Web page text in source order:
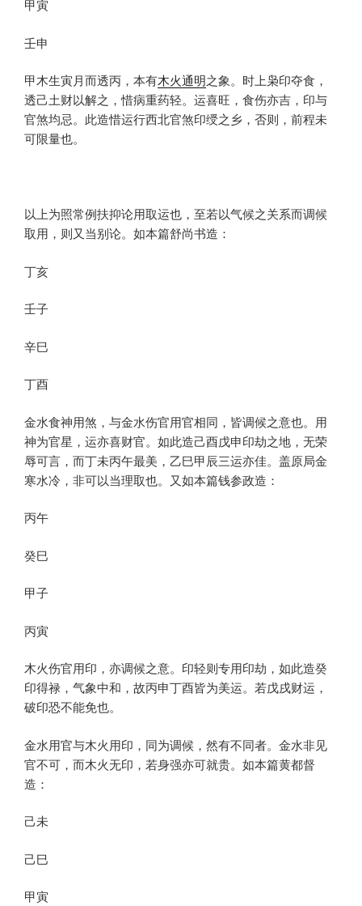
甲寅
壬申
甲木生寅月而透丙，本有木火通明之象。时上枭印夺食，
透己土财以解之，惜病重药轻。运喜旺，食伤亦吉，印与
官煞均忌。此造惜运行西北官煞印绶之乡，否则，前程未
可限量也。
以上为照常例扶抑论用取运也，至若以气候之关系而调候
取用，则又当别论。如本篇舒尚书造：
丁亥
壬子
辛巳
丁酉
金水食神用煞，与金水伤官用官相同，皆调候之意也。用
神为官星，运亦喜财官。如此造己酉戊申印劫之地，无荣
辱可言，而丁未丙午最美，乙巳甲辰三运亦佳。盖原局金
寒水冷，非可以当理取也。又如本篇钱参政造：
丙午
癸巳
甲子
丙寅
木火伤官用印，亦调候之意。印轻则专用印劫，如此造癸
印得禄，气象中和，故丙申丁酉皆为美运。若戊戌财运，
破印恐不能免也。
金水用官与木火用印，同为调候，然有不同者。金水非见
官不可，而木火无印，若身强亦可就贵。如本篇黄都督
造：
己未
己巳
甲寅